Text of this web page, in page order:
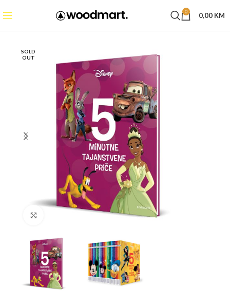
0 0,00 KM
SOLD
OUT